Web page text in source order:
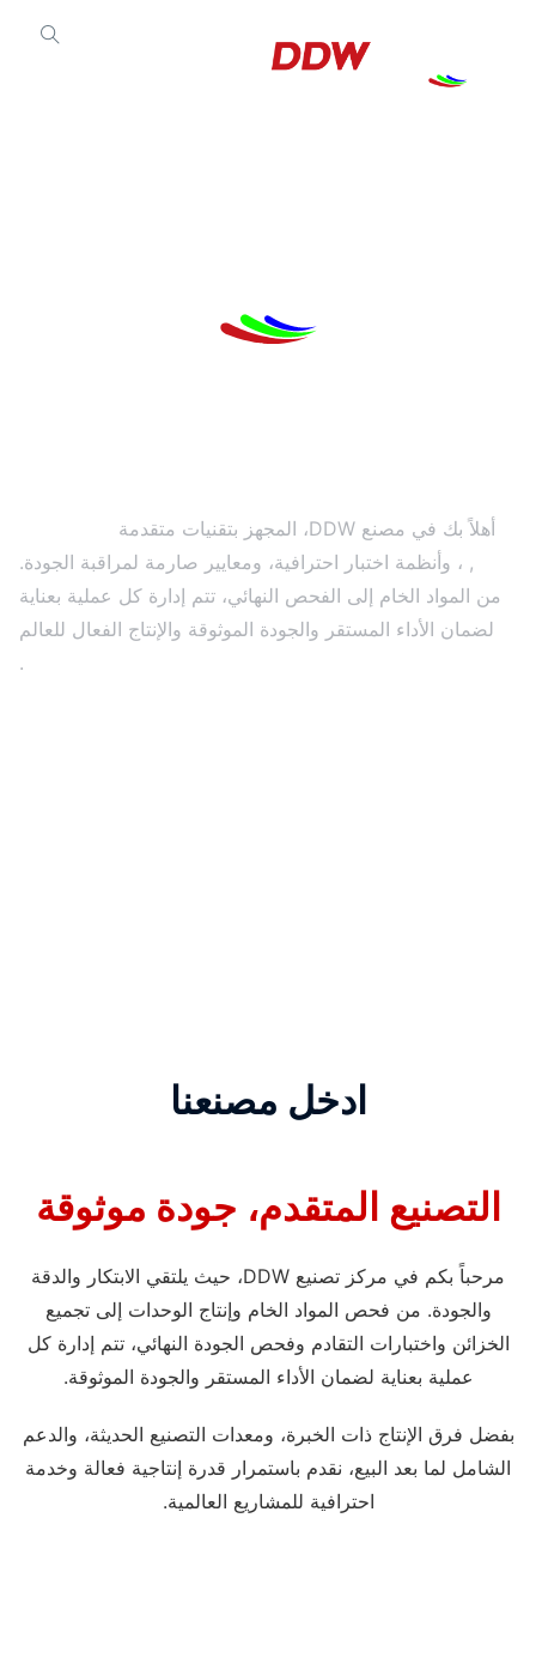
أهلاً بك في مصنع DDW، المجهز بتقنيات متقدمة
, ، وأنظمة اختبار احترافية، ومعايير صارمة لمراقبة الجودة.
من المواد الخام إلى الفحص النهائي، تتم إدارة كل عملية بعناية
لضمان الأداء المستقر والجودة الموثوقة والإنتاج الفعال للعالم
.
ادخل مصنعنا
التصنيع المتقدم، جودة موثوقة
مرحباً بكم في مركز تصنيع DDW، حيث يلتقي الابتكار والدقة
والجودة. من فحص المواد الخام وإنتاج الوحدات إلى تجميع
الخزائن واختبارات التقادم وفحص الجودة النهائي، تتم إدارة كل
عملية بعناية لضمان الأداء المستقر والجودة الموثوقة.
بفضل فرق الإنتاج ذات الخبرة، ومعدات التصنيع الحديثة، والدعم
الشامل لما بعد البيع، نقدم باستمرار قدرة إنتاجية فعالة وخدمة
احترافية للمشاريع العالمية.